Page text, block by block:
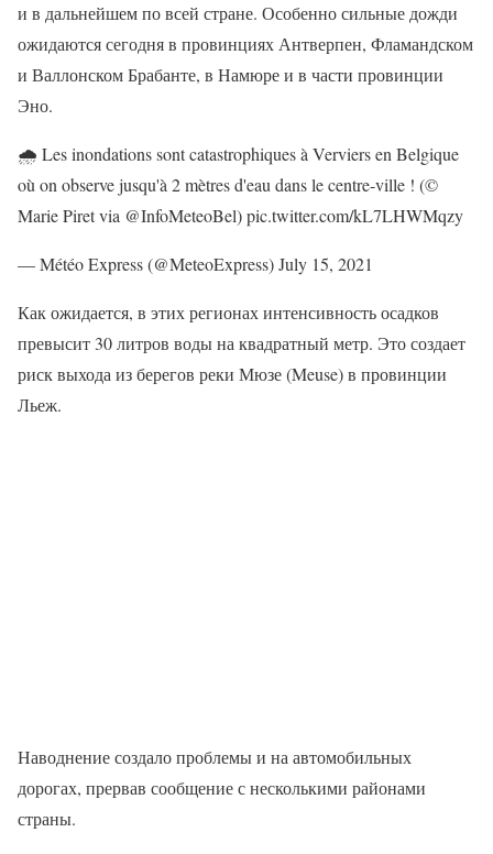
и в дальнейшем по всей стране. Особенно сильные дожди
ожидаются сегодня в провинциях Антверпен, Фламандском
и Валлонском Брабанте, в Намюре и в части провинции
Эно.
🌧 Les inondations sont catastrophiques à Verviers en Belgique
où on observe jusqu'à 2 mètres d'eau dans le centre-ville ! (©
Marie Piret via @InfoMeteoBel) pic.twitter.com/kL7LHWMqzy
— Météo Express (@MeteoExpress) July 15, 2021
Как ожидается, в этих регионах интенсивность осадков
превысит 30 литров воды на квадратный метр. Это создает
риск выхода из берегов реки Мюзе (Meuse) в провинции
Льеж.
Наводнение создало проблемы и на автомобильных
дорогах, прервав сообщение с несколькими районами
страны.